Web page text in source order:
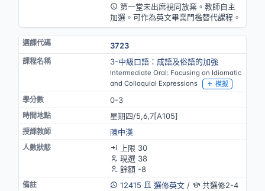
第一堂未出席視同放棄。教師自主
加選。可作為英文畢業門檻替代課程。
3723
3-中級口語：成語及俗語的加強
Intermediate Oral: Focusing on Idiomatic
and Colloquial Expressions
模擬
0-3
星期四/5,6,7[A105]
陳中漢
上限 30
現選 38
餘額 -8
12415
選修英文/ 共選修2-4